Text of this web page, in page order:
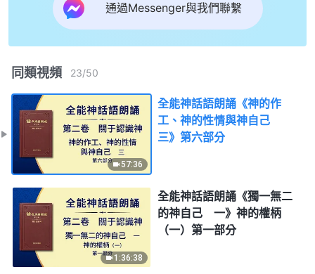
通過Messenger與我們聯繫
同類視頻 23/50
57:36
全能神話語朗誦《神的作
工、神的性情與神自己
三》第六部分
1:36:38
全能神話語朗誦《獨一無二
的神自己 一》神的權柄
（一）第一部分